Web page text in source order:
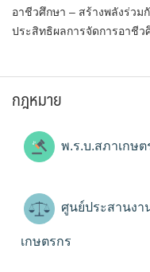
อาชีวศึกษา – สร้างพลังร่วม
ประสิทธิผลการจัดการอาชี
กฎหมาย
พ.ร.บ.สภาเกษ
ศูนย์ประสานงา
เกษตรกร